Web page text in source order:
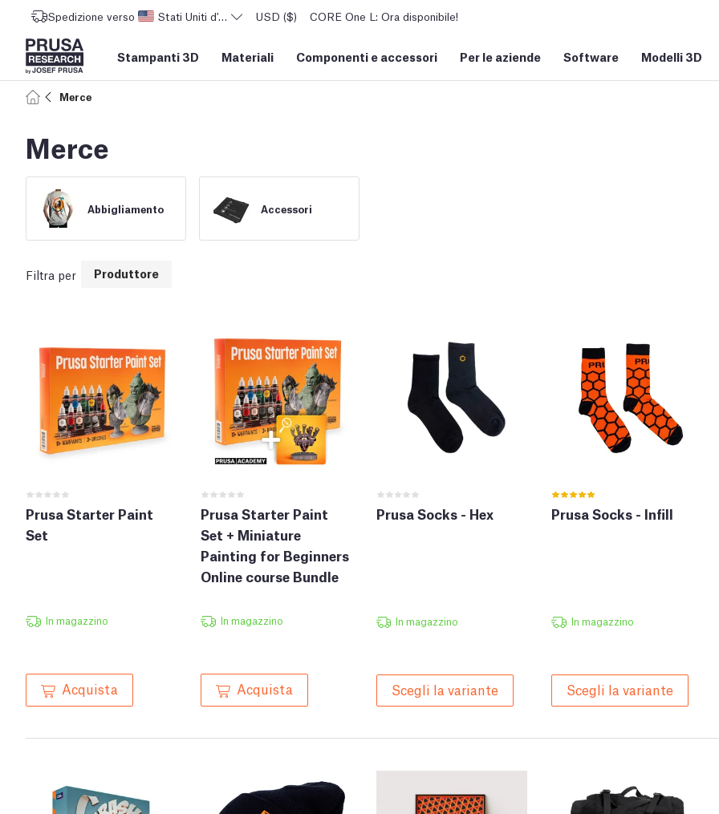
Spedizione verso Stati Uniti d'AmericaUSD ($) CORE One L: Ora disponibile!
Stampanti 3D Materiali Componenti e accessori Per le aziende Software Modelli 3D
Merce
Merce
Abbigliamento Accessori
Filtra per Produttore
Prusa Starter Paint
Set
In magazzino
Acquista
Prusa Starter Paint
Set + Miniature
Painting for Beginners
Online course Bundle
In magazzino
Acquista
Prusa Socks - Hex
In magazzino
Scegli la variante
Prusa Socks - Infill
In magazzino
Scegli la variante